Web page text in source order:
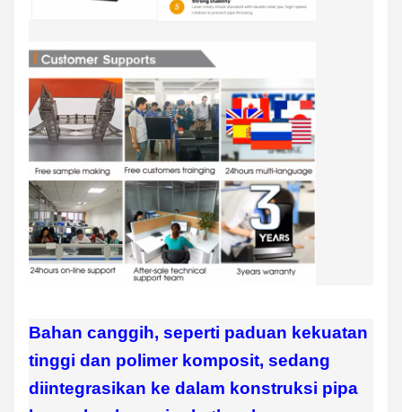
Bahan canggih, seperti paduan kekuatan
tinggi dan polimer komposit, sedang
diintegrasikan ke dalam konstruksi pipa